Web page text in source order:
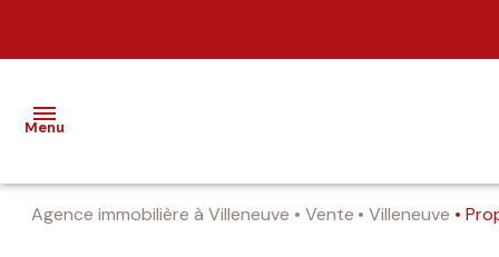
Menu
Agence immobilière à Villeneuve Vente Villeneuve